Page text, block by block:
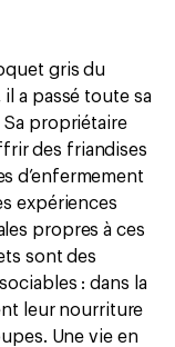
gris du
il a passé toute sa
Sa propriétaire
des friandises
d’enfermement
expériences
propres à ces
sont des
: dans la
leur nourriture
Une vie en